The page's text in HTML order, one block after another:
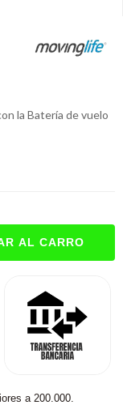
la Batería de vuelo
a 200.000.